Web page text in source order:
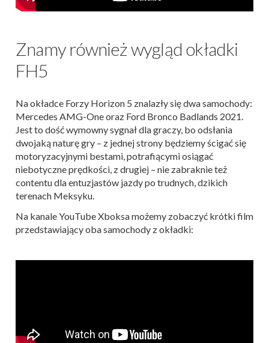
Znamy również wygląd okładki
FH5
Na okładce Forzy Horizon 5 znalazły się dwa samochody:
Mercedes AMG-One oraz Ford Bronco Badlands 2021.
Jest to dość wymowny sygnał dla graczy, bo odsłania
dwojaką naturę gry – z jednej strony będziemy ścigać się
motoryzacyjnymi bestami, potrafiącymi osiągać
niebotyczne prędkości, z drugiej – nie zabraknie też
contentu dla entuzjastów jazdy po trudnych, dzikich
terenach Meksyku.
Na kanale YouTube Xboksa możemy zobaczyć krótki film
przedstawiający oba samochody z okładki: